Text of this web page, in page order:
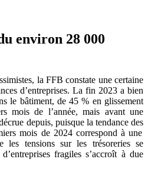
environ 28 000
la FFB constate une certaine
d’entreprises. La fin 2023 a bien
le bâtiment, de 45 % en glissement
mois de l’année, mais avant une
depuis, puisque la tendance des
mois de 2024 correspond à une
les tensions sur les trésoreries se
fragiles s’accroît à due